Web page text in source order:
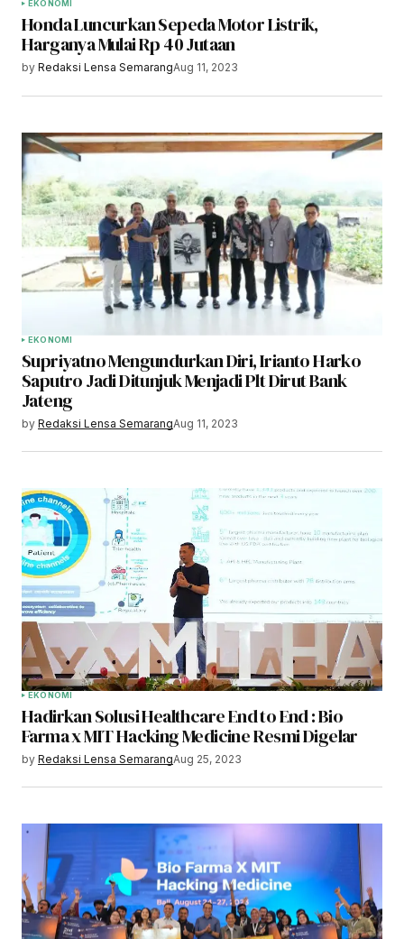
EKONOMI
Honda Luncurkan Sepeda Motor Listrik,
Harganya Mulai Rp 40 Jutaan
by Redaksi Lensa SemarangAug 11, 2023
EKONOMI
Supriyatno Mengundurkan Diri, Irianto Harko
Saputro Jadi Ditunjuk Menjadi Plt Dirut Bank
Jateng
by Redaksi Lensa SemarangAug 11, 2023
EKONOMI
Hadirkan Solusi Healthcare End to End : Bio
Farma x MIT Hacking Medicine Resmi Digelar
by Redaksi Lensa SemarangAug 25, 2023